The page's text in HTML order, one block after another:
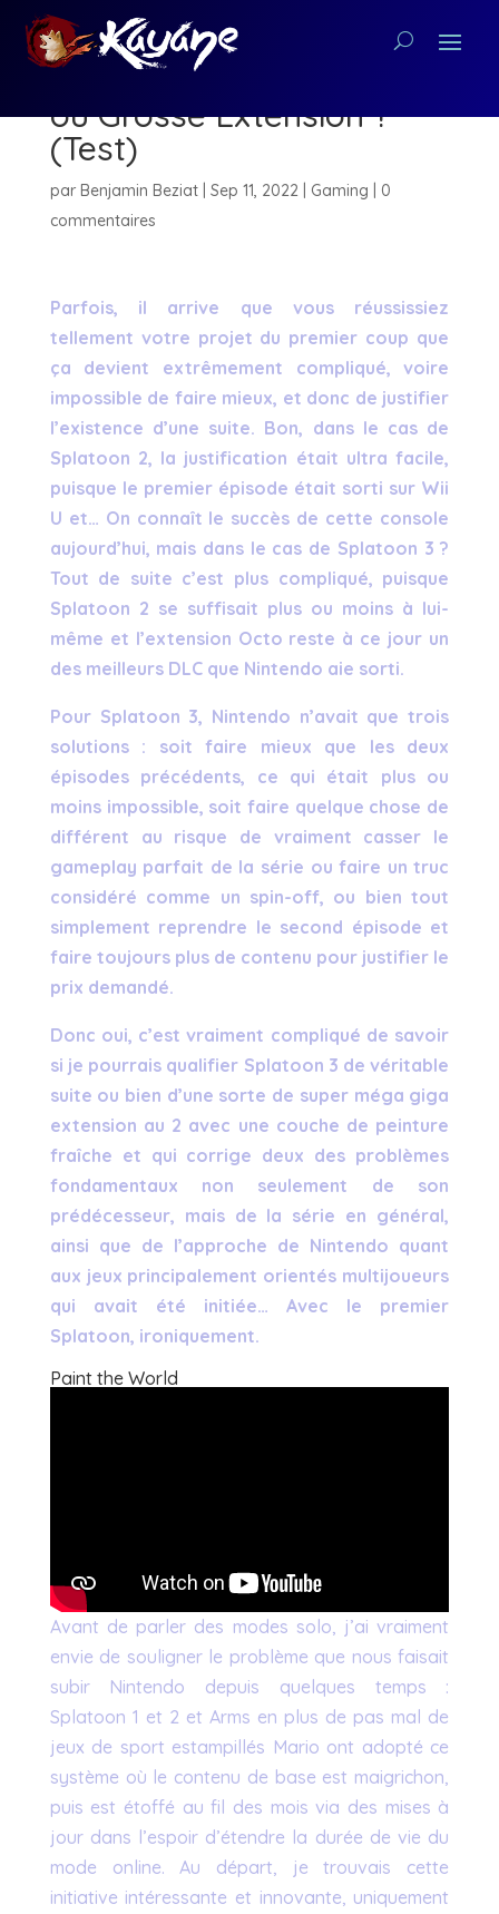
Splatoon 3 : Vraie Suite
ou Grosse Extension ?
(Test)
par Benjamin Beziat| Sep 11, 2022| Gaming
0
commentaires
Parfois, il arrive que vous réussissiez
tellement votre projet du premier coup que
ça devient extrêmement compliqué, voire
impossible de faire mieux, et donc de justifier
l’existence d’une suite. Bon, dans le cas de
Splatoon 2, la justification était ultra facile,
puisque le premier épisode était sorti sur Wii
U et… On connaît le succès de cette console
aujourd’hui, mais dans le cas de Splatoon 3 ?
Tout de suite c’est plus compliqué, puisque
Splatoon 2 se suffisait plus ou moins à lui-
même et l’extension Octo reste à ce jour un
des meilleurs DLC que Nintendo aie sorti.
Pour Splatoon 3, Nintendo n’avait que trois
solutions : soit faire mieux que les deux
épisodes précédents, ce qui était plus ou
moins impossible, soit faire quelque chose de
différent au risque de vraiment casser le
gameplay parfait de la série ou faire un truc
considéré comme un spin-off, ou bien tout
simplement reprendre le second épisode et
faire toujours plus de contenu pour justifier le
prix demandé.
Donc oui, c’est vraiment compliqué de savoir
si je pourrais qualifier Splatoon 3 de véritable
suite ou bien d’une sorte de super méga giga
extension au 2 avec une couche de peinture
fraîche et qui corrige deux des problèmes
fondamentaux non seulement de son
prédécesseur, mais de la série en général,
ainsi que de l’approche de Nintendo quant
aux jeux principalement orientés multijoueurs
qui avait été initiée… Avec le premier
Splatoon, ironiquement.
Paint the World
Avant de parler des modes solo, j’ai vraiment
envie de souligner le problème que nous faisait
subir Nintendo depuis quelques temps :
Splatoon 1 et 2 et Arms en plus de pas mal de
jeux de sport estampillés Mario ont adopté ce
système où le contenu de base est maigrichon,
puis est étoffé au fil des mois via des mises à
jour dans l’espoir d’étendre la durée de vie du
mode online. Au départ, je trouvais cette
initiative intéressante et innovante, uniquement